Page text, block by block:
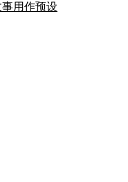
事用作预设